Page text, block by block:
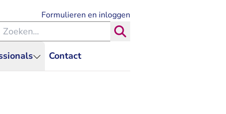
Contact
Formulieren en inloggen
binnen de Rechtspraak